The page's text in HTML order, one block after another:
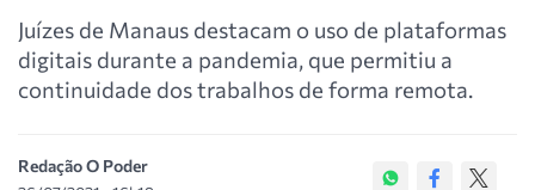
Juízes de Manaus destacam o uso de plataformas
digitais durante a pandemia, que permitiu a
continuidade dos trabalhos de forma remota.
Redação O Poder